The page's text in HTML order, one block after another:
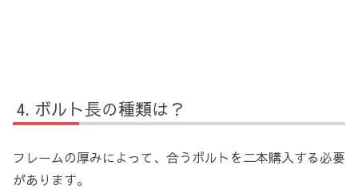
ボルト長の種類は？
フレームの厚みによって、合うボルトを二本購入する必要
があります。